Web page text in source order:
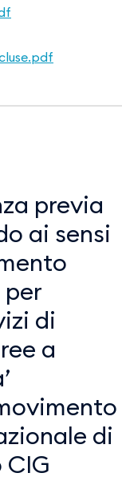
previa
ai sensi
per
di
a
di